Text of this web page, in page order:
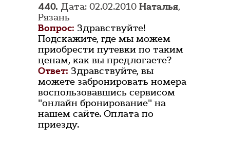
440. Дата: 02.02.2010 Наталья,
Рязань
Вопрос: Здравствуйте!
Подскажите, где мы можем
приобрести путевки по таким
ценам, как вы предлогаете?
Ответ: Здравствуйте, вы
можете забронировать номера
воспользовавшись сервисом
"онлайн бронирование" на
нашем сайте. Оплата по
приезду.